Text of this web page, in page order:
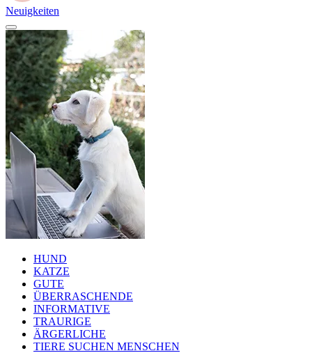
Neuigkeiten
HUND
KATZE
GUTE
ÜBERRASCHENDE
INFORMATIVE
TRAURIGE
ÄRGERLICHE
TIERE SUCHEN MENSCHEN